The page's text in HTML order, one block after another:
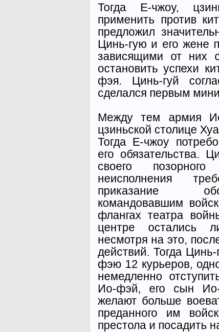
Тогда Е-чжоу,
применить против
предложил
Цинь-гую и его жене
зависящими от них
остановить успехи
фэя. Цинь-гуй
сделался первым
Между тем армия
цзиньской столице
Тогда Е-чжоу
его обязательства.
своего
неисполнения
приказание
командовавшим
флангах театра
центре остались
несмотря на это,
действий. Тогда
фэю 12 курьеров,
немедленно
Ио-фэй, его сын
желают больше
преданного им
престола и посадить